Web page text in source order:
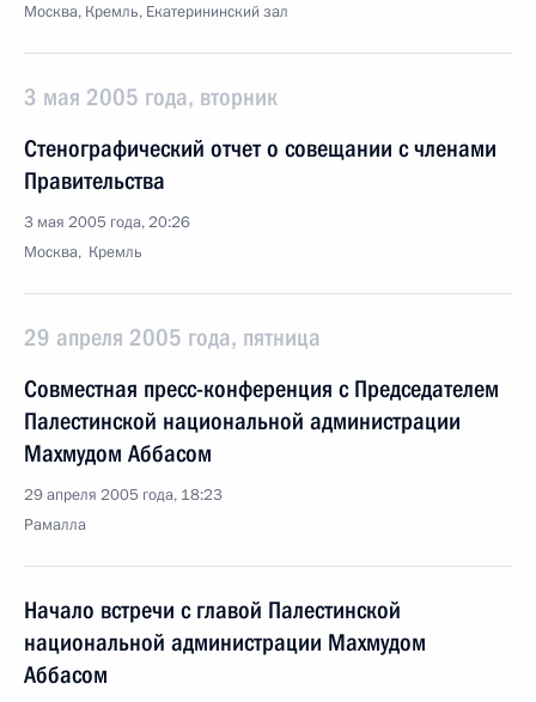
Москва, Кремль, Екатерининский зал
3 мая 2005 года, вторник
Стенографический отчет о совещании с членами
Правительства
3 мая 2005 года, 20:26
Москва, Кремль
29 апреля 2005 года, пятница
Совместная пресс-конференция с Председателем
Палестинской национальной администрации
Махмудом Аббасом
29 апреля 2005 года, 18:23
Рамалла
Начало встречи с главой Палестинской
национальной администрации Махмудом
Аббасом